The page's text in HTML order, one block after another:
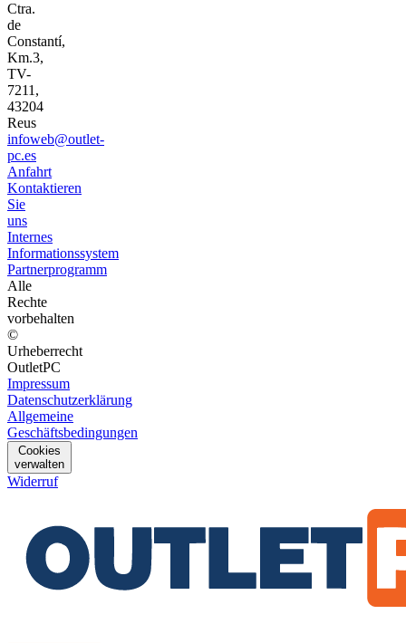
Ctra.
de
Constantí,
Km.3,
TV-
7211,
43204
Reus
infoweb@outlet-
pc.es
Anfahrt
Kontaktieren
Sie
uns
Internes
Informationssystem
Partnerprogramm
Alle
Rechte
vorbehalten
©
Urheberrecht
OutletPC
Impressum
Datenschutzerklärung
Allgemeine
Geschäftsbedingungen
Cookies
verwalten
Widerruf